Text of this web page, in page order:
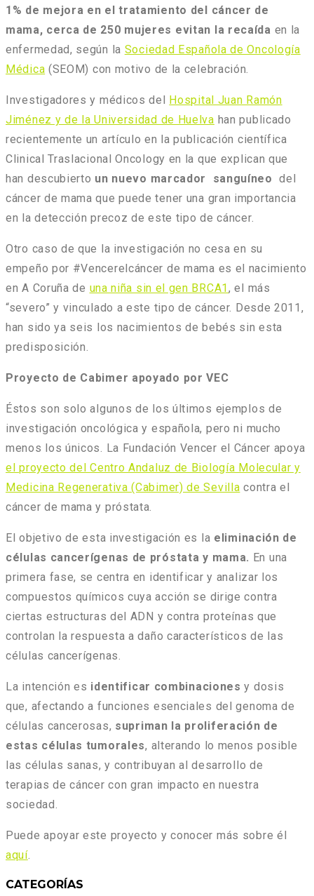
1% de mejora en el tratamiento del cáncer de
mama, cerca de 250 mujeres evitan la recaída en la
enfermedad, según la Sociedad Española de Oncología
Médica (SEOM) con motivo de la celebración.
Investigadores y médicos del
Hospital Juan Ramón
Jiménez y de la Universidad de Huelva han publicado
recientemente un artículo en la publicación científica
Clinical Traslacional Oncology en la que explican que
han descubierto un nuevo marcador sanguíneo del
cáncer de mama que puede tener una gran importancia
en la detección precoz de este tipo de cáncer.
Otro caso de que la investigación no cesa en su
empeño por #Vencerelcáncer de mama es el nacimiento
en A Coruña de una niña sin el gen BRCA1 , el más
“severo” y vinculado a este tipo de cáncer. Desde 2011,
han sido ya seis los nacimientos de bebés sin esta
predisposición.
Proyecto de Cabimer apoyado por VEC
Éstos son solo algunos de los últimos ejemplos de
investigación oncológica y española, pero ni mucho
menos los únicos. La Fundación Vencer el Cáncer apoya
el proyecto del Centro Andaluz de Biología Molecular y
Medicina Regenerativa (Cabimer) de Sevilla contra el
cáncer de mama y próstata.
El objetivo de esta investigación es la eliminación de
células cancerígenas de próstata y mama. En una
primera fase, se centra en identificar y analizar los
compuestos químicos cuya acción se dirige contra
ciertas estructuras del ADN y contra proteínas que
controlan la respuesta a daño característicos de las
células cancerígenas.
La intención es identificar combinacionesy dosis
que, afectando a funciones esenciales del genoma de
células cancerosas, supriman la proliferación de
estas células tumorales, alterando lo menos posible
las células sanas, y contribuyan al desarrollo de
terapias de cáncer con gran impacto en nuestra
sociedad.
Puede apoyar este proyecto y conocer más sobre él
aquí.
CATEGORÍAS